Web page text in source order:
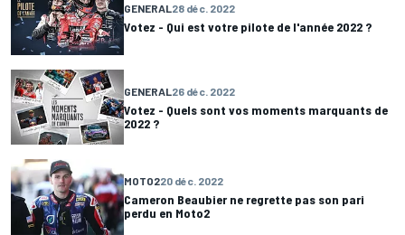
GENERAL28 déc. 2022
Votez - Qui est votre pilote de l'année 2022 ?
GENERAL26 déc. 2022
Votez - Quels sont vos moments marquants de
2022 ?
MOTO220 déc. 2022
Cameron Beaubier ne regrette pas son pari
perdu en Moto2